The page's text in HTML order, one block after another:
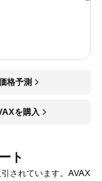
格予測
を購入
ト
されています。AVAX